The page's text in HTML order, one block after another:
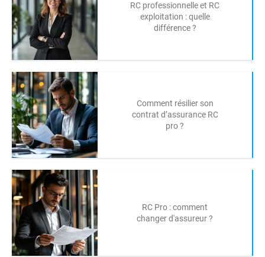
RC professionnelle et RC
exploitation : quelle
différence ?
Comment résilier son
contrat d’assurance RC
pro ?
RC Pro : comment
changer d'assureur ?